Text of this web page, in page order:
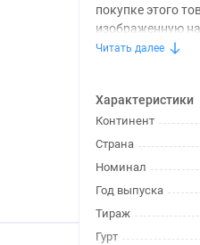
покупке этого
изображенную
Читать далее
Характеристики
Континент
Страна
Номинал
Год выпуска
Тираж
Гурт